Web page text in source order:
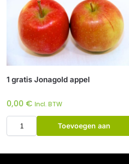
1 gratis Jonagold appel
0,00 € Incl. BTW
Toevoegen aan